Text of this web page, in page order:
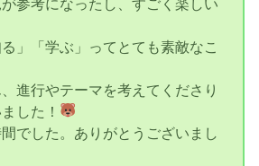
」「学ぶ」ってとても素敵なこ
進行やテーマを考えてくださり
した！
でした。ありがとうございまし